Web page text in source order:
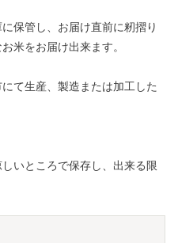
保管し、お届け直前に籾摺り
米をお届け出来ます。
て生産、製造または加工した
いところで保存し、出来る限